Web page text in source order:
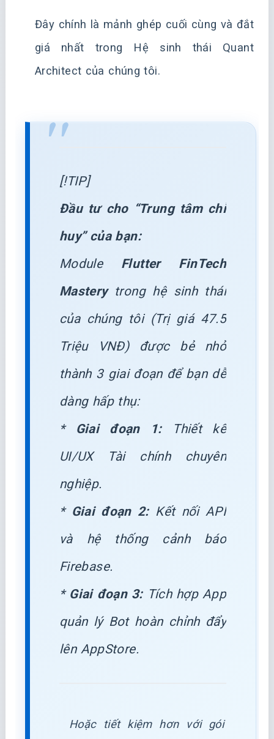
Đây chính là mảnh ghép cuối cùng và đắt
giá nhất trong Hệ sinh thái Quant
Architect của chúng tôi.
[!TIP]
Đầu tư cho “Trung tâm chỉ
huy” của bạn:
Module Flutter FinTech
Masterytrong hệ sinh thái
của chúng tôi (Trị giá 47.5
Triệu VNĐ) được bẻ nhỏ
thành 3 giai đoạn để bạn dễ
dàng hấp thụ:
*
Giai đoạn 1:Thiết kế
UI/UX Tài chính chuyên
nghiệp.
* Giai đoạn 2:Kết nối API
và hệ thống cảnh báo
Firebase.
* Giai đoạn 3:Tích hợp App
quản lý Bot hoàn chỉnh đẩy
lên AppStore.
Hoặc tiết kiệm hơn với gói